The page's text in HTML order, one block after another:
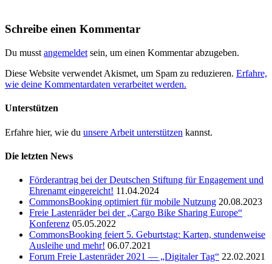
Schreibe einen Kommentar
Du musst angemeldet sein, um einen Kommentar abzugeben.
Diese Website verwendet Akismet, um Spam zu reduzieren. Erfahre,
wie deine Kommentardaten verarbeitet werden.
Unterstützen
Erfahre hier, wie du unsere Arbeit unterstützen kannst.
Die letzten News
Förderantrag bei der Deutschen Stiftung für Engagement und
Ehrenamt eingereicht! 11.04.2024
CommonsBooking optimiert für mobile Nutzung 20.08.2023
Freie Lastenräder bei der „Cargo Bike Sharing Europe“
Konferenz 05.05.2022
CommonsBooking feiert 5. Geburtstag: Karten, stundenweise
Ausleihe und mehr! 06.07.2021
Forum Freie Lastenräder 2021 — „Digitaler Tag“ 22.02.2021